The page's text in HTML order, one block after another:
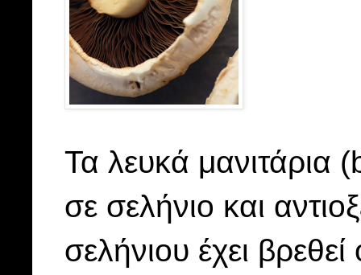
Τα λευκά μανιτάρια
σε σελήνιο και
σελήνιου έχει